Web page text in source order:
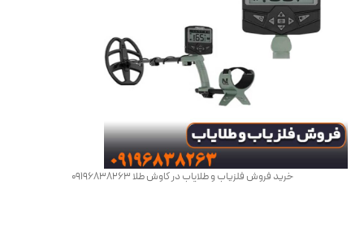
خرید فروش فلزیاب و طلایاب در کاوش طلا 09196838263